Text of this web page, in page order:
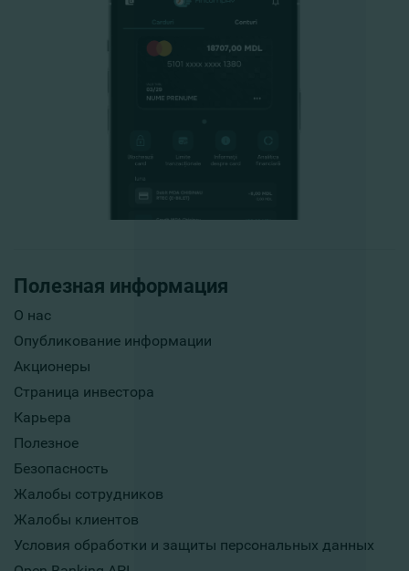
Полезная информация
О нас
Опубликование информации
Акционеры
Страница инвестора
Карьера
Полезное
Безопасность
Жалобы сотрудников
Жалобы клиентов
Условия обработки и защиты персональных данных